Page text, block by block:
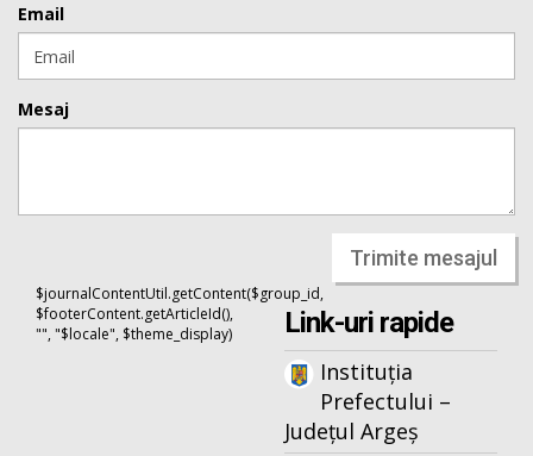
Email
Mesaj
Trimite mesajul
$journalContentUtil.getContent($group_id,
$footerContent.getArticleId(),
"", "$locale", $theme_display)
Link-uri rapide
Instituția
Prefectului –
Județul Argeș